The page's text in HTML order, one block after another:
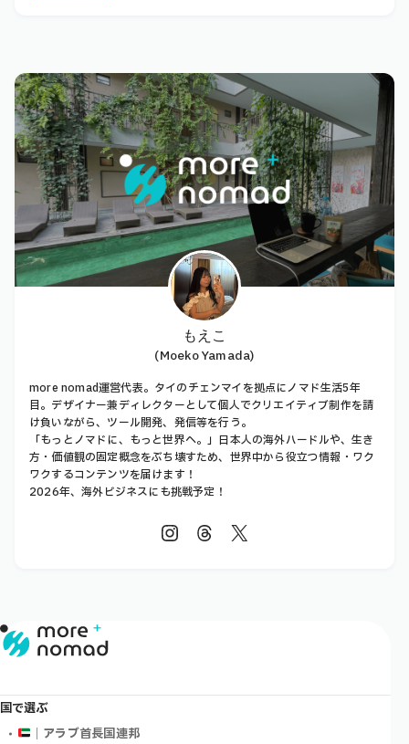
もえこ
(Moeko Yamada)
more nomad運営代表。タイのチェンマイを拠点にノマド生活5年
目。デザイナー兼ディレクターとして個人でクリエイティブ制作を請
け負いながら、ツール開発、発信等を行う。
「もっとノマドに、もっと世界へ。」日本人の海外ハードルや、生き
方・価値観の固定概念をぶち壊すため、世界中から役立つ情報・ワク
ワクするコンテンツを届けます！
2026年、海外ビジネスにも挑戦予定！
国で選ぶ
｜アラブ首長国連邦